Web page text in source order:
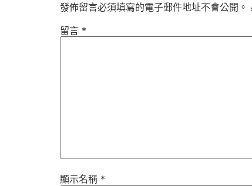
發佈留言必須填寫的電子郵件地址不會公開。
留言 *
顯示名稱 *